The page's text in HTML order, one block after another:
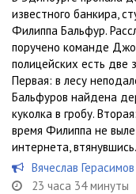
известного банкира,
Филиппа Бальфур.
поручено команде
полицейских есть две
Первая: в лесу
Бальфуров найдена
куколка в гробу.
время Филиппа не
интернета,
Вячеслав Герасимов
23 часа 34 минуты